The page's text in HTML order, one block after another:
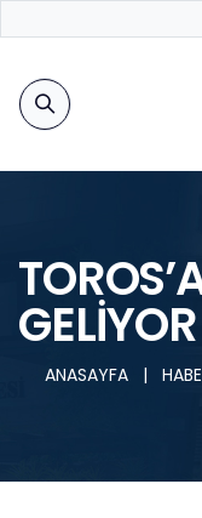
GELİYOR
ANASAYFA |